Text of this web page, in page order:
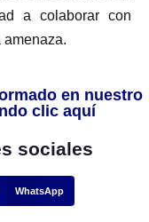
a colaborar con
amenaza.
en nuestro
clic aquí
sociales
WhatsApp